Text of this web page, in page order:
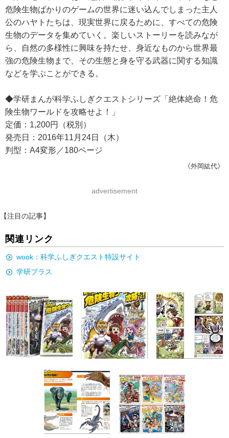
危険生物ばかりのゲームの世界に迷い込んでしまった主人
公のハヤトたちは、現実世界に戻るために、すべての危険
生物のデータを集めていく。楽しいストーリーを読みなが
ら、自然の多様性に興味を持たせ、身近なものから世界最
強の危険生物まで、その生態と身を守る武器に関する知識
などを学ぶことができる。
◆学研まんが科学ふしぎクエストシリーズ「絶体絶命！危
険生物ワールドを攻略せよ！」
定価：1,200円（税別）
発売日：2016年11月24日（木）
判型：A4変形／180ページ
《外岡紘代》
advertisement
【注目の記事】
関連リンク
wook：科学ふしぎクエスト特設サイト
学研プラス